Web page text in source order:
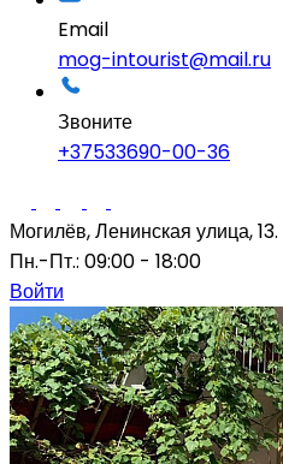
Email
mog-intourist@mail.ru
Звоните
+37533690-00-36
Могилёв, Ленинская улица, 13.
Пн.-Пт.: 09:00 - 18:00
Войти